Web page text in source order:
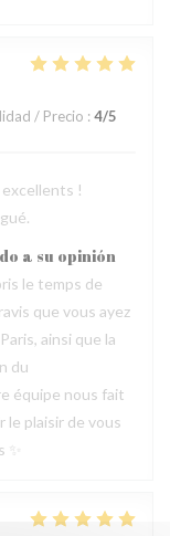
/ Precio : 4/5
!
a su opinión
le temps de
que vous ayez
ainsi que la
du
équipe nous fait
le plaisir de vous